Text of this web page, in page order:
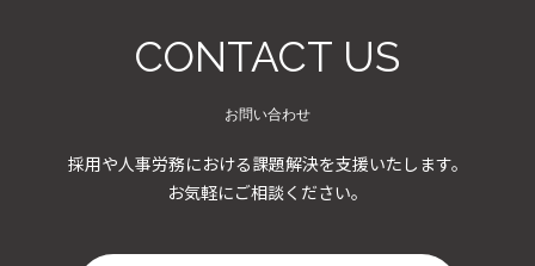
CONTACT US
お問い合わせ
採用や人事労務における課題解決を支援いたします。
お気軽にご相談ください。